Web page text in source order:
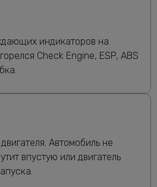
индикаторов на
Check Engine, ESP, ABS
Автомобиль не
впустую или двигатель